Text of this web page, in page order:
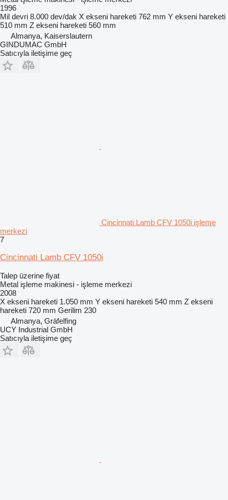
1996
Mil devri 8.000 dev/dak X ekseni hareketi 762 mm Y ekseni hareketi
510 mm Z ekseni hareketi 560 mm
Almanya, Kaiserslautern
GINDUMAC GmbH
Satıcıyla iletişime geç
Cincinnati Lamb CFV 1050i işleme
merkezi
7
Cincinnati Lamb CFV 1050i
Talep üzerine fiyat
Metal işleme makinesi - işleme merkezi
2008
X ekseni hareketi 1.050 mm Y ekseni hareketi 540 mm Z ekseni
hareketi 720 mm Gerilim 230
Almanya, Gräfelfing
UCY Industrial GmbH
Satıcıyla iletişime geç